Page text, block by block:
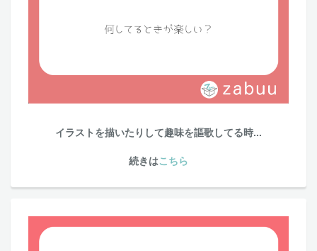
イラストを描いたりして趣味を謳歌してる時...
続きはこちら